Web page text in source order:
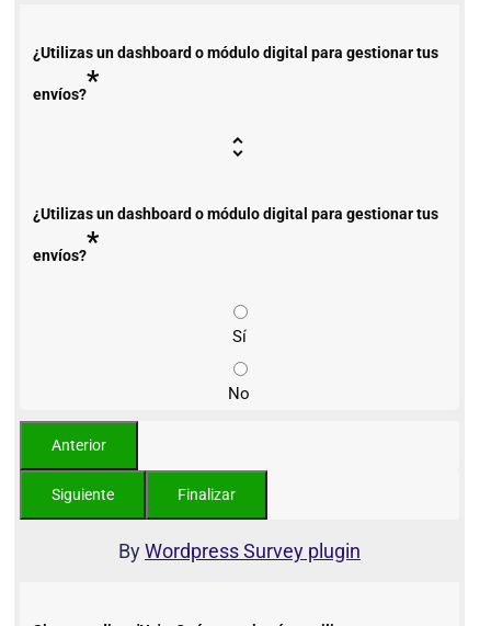
¿Utilizas un dashboard o módulo digital para gestionar tus
envíos?*
¿Utilizas un dashboard o módulo digital para gestionar tus
envíos?*
Sí
No
ByWordpress Survey plugin